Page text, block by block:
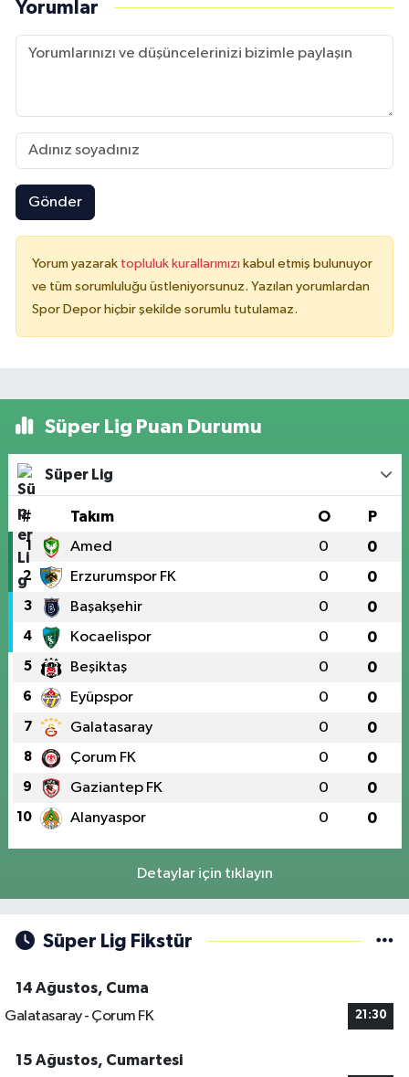
Yorumlar
Gönder
Yorum yazarak topluluk kurallarımızı kabul etmiş bulunuyor
ve tüm sorumluluğu üstleniyorsunuz. Yazılan yorumlardan
Spor Depor hiçbir şekilde sorumlu tutulamaz.
Süper Lig Puan Durumu
Süper Lig
# Takım O P
1 Amed 0 0
2 Erzurumspor FK 0 0
3 Başakşehir 0 0
4 Kocaelispor 0 0
5 Beşiktaş 0 0
6 Eyüpspor 0 0
7 Galatasaray 0 0
8 Çorum FK 0 0
9 Gaziantep FK 0 0
10 Alanyaspor 0 0
Detaylar için tıklayın
Süper Lig Fikstür
14 Ağustos, Cuma
Galatasaray - Çorum FK
21:30
15 Ağustos, Cumartesi